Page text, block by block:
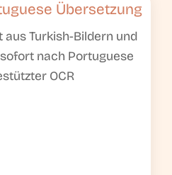
Übersetzung
aus Turkish-Bildern und
nach Portuguese
OCR